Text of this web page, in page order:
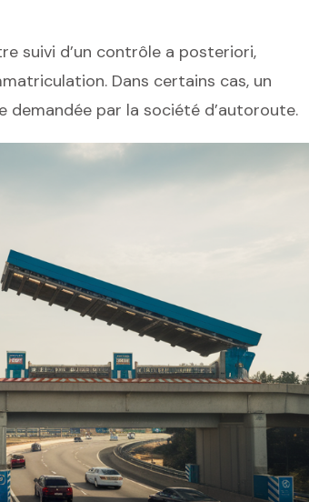
suivi d’un contrôle a posteriori,
Dans certains cas, un
par la société d’autoroute.